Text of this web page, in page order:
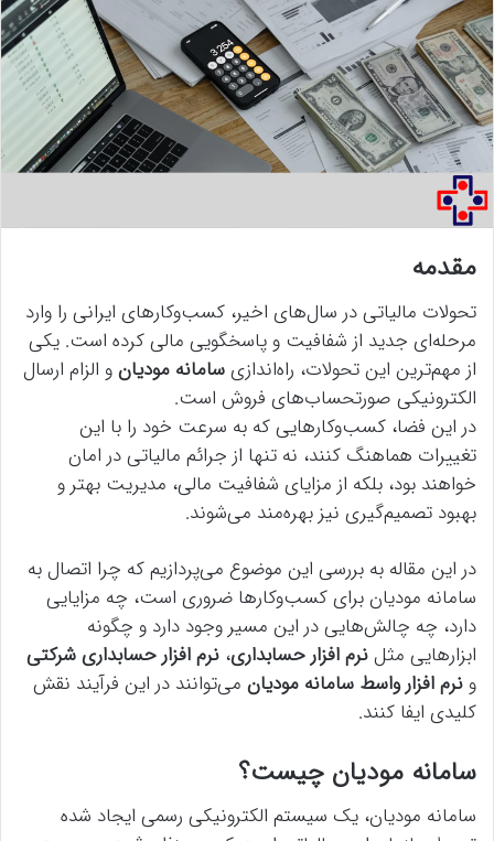
مقدمه
تحولات مالیاتی در سال‌های اخیر، کسب‌وکارهای ایرانی را وارد
مرحله‌ای جدید از شفافیت و پاسخگویی مالی کرده است. یکی
از مهم‌ترین این تحولات، راه‌اندازیسامانه مودیانو الزام ارسال
الکترونیکی صورتحساب‌های فروش است.
در این فضا، کسب‌وکارهایی که به سرعت خود را با این
تغییرات هماهنگ کنند، نه تنها از جرائم مالیاتی در امان
خواهند بود، بلکه از مزایای شفافیت مالی، مدیریت بهتر و
بهبود تصمیم‌گیری نیز بهره‌مند می‌شوند.
در این مقاله به بررسی این موضوع می‌پردازیم که چرا اتصال به
سامانه مودیان برای کسب‌وکارها ضروری است، چه مزایایی
دارد، چه چالش‌هایی در این مسیر وجود دارد و چگونه
ابزارهایی مثلنرم افزار حسابداری، نرم افزار حسابداری شرکتی
و نرم افزار واسط سامانه مودیان می‌توانند در این فرآیند نقش
کلیدی ایفا کنند.
سامانه مودیان چیست؟
سامانه مودیان، یک سیستم الکترونیکی رسمی ایجاد شده